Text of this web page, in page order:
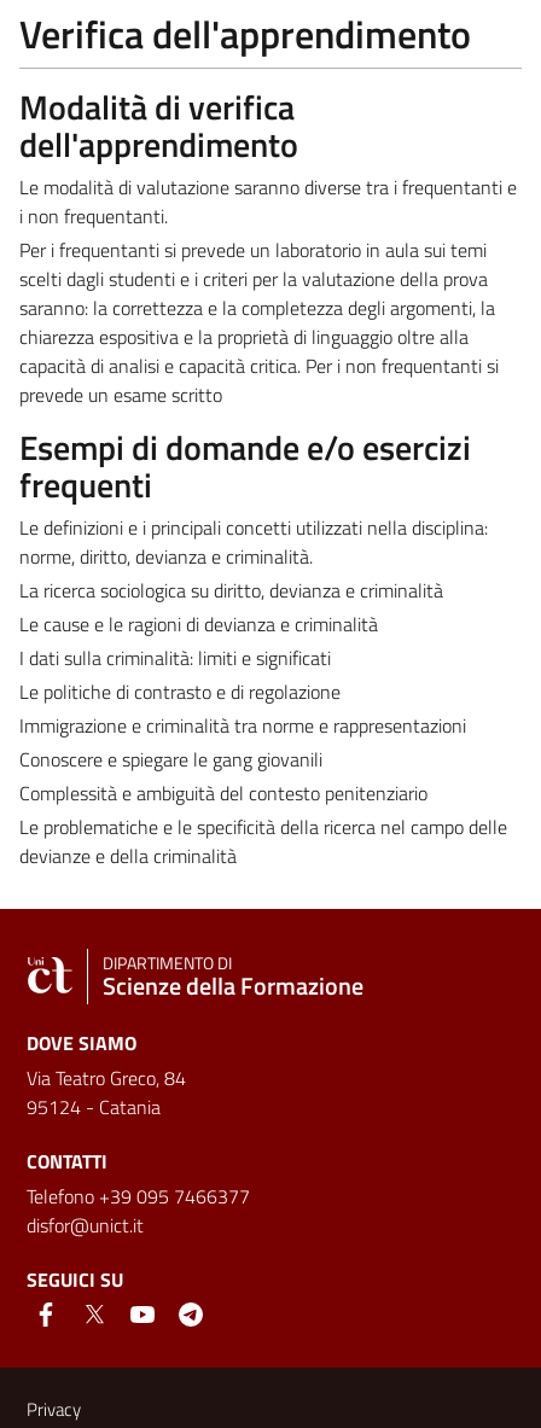
Verifica dell'apprendimento
Modalità di verifica
dell'apprendimento
Le modalità di valutazione saranno diverse tra i frequentanti e
i non frequentanti.
Per i frequentanti si prevede un laboratorio in aula sui temi
scelti dagli studenti e i criteri per la valutazione della prova
saranno: la correttezza e la completezza degli argomenti, la
chiarezza espositiva e la proprietà di linguaggio oltre alla
capacità di analisi e capacità critica. Per i non frequentanti si
prevede un esame scritto
Esempi di domande e/o esercizi
frequenti
Le definizioni e i principali concetti utilizzati nella disciplina:
norme, diritto, devianza e criminalità.
La ricerca sociologica su diritto, devianza e criminalità
Le cause e le ragioni di devianza e criminalità
I dati sulla criminalità: limiti e significati
Le politiche di contrasto e di regolazione
Immigrazione e criminalità tra norme e rappresentazioni
Conoscere e spiegare le gang giovanili
Complessità e ambiguità del contesto penitenziario
Le problematiche e le specificità della ricerca nel campo delle
devianze e della criminalità
DIPARTIMENTO DI
Scienze della Formazione
DOVE SIAMO
Via Teatro Greco, 84
95124 - Catania
CONTATTI
Telefono +39 095 7466377
disfor@unict.it
SEGUICI SU
Link e informazioni utili
Privacy